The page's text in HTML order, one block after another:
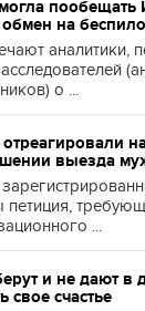
пообещать
на
аналитики,
о ...
выезда
петиция,
...
и не дают в
свое счастье